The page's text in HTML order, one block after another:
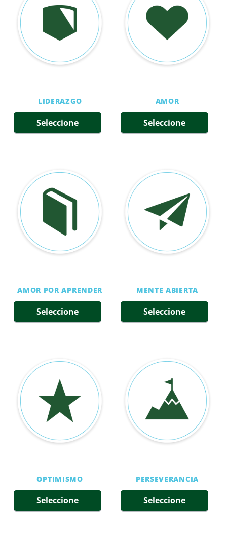
LIDERAZGO
Seleccione
AMOR
Seleccione
AMOR POR APRENDER
Seleccione
MENTE ABIERTA
Seleccione
OPTIMISMO
Seleccione
PERSEVERANCIA
Seleccione